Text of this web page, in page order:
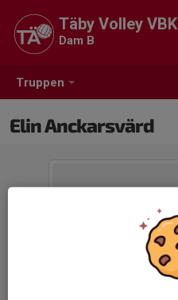
Truppen
Täby Volley VBK
Dam B
Elin Anckarsvärd